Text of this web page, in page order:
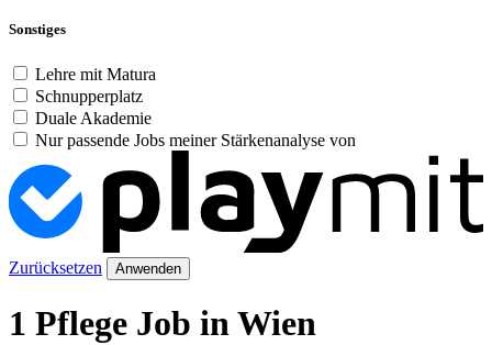
Sonstiges
Lehre mit Matura
Schnupperplatz
Duale Akademie
Nur passende Jobs meiner Stärkenanalyse von
Zurücksetzen Anwenden
1 Pflege Job in Wien